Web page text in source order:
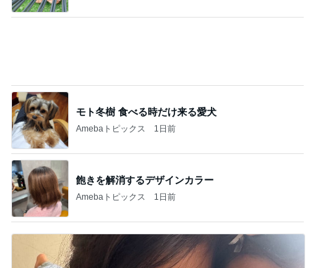
飽きを解消するデザインカラー
Amebaトピックス 1日前